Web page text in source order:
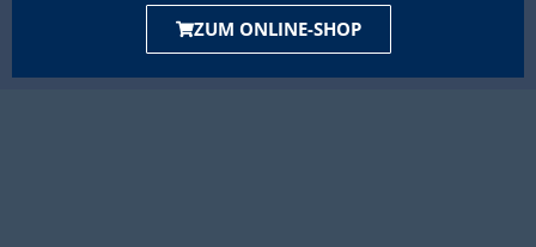
ZUM ONLINE-SHOP